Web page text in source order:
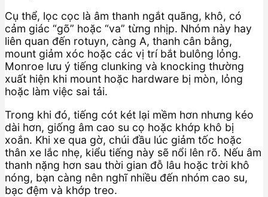
Cụ thể, lọc cọc là âm thanh ngắt quãng, khô, có
cảm giác “gõ” hoặc “va” từng nhịp. Nhóm này hay
liên quan đến rotuyn, càng A, thanh cân bằng,
mount giảm xóc hoặc các vị trí bắt bulông lỏng.
Monroe lưu ý tiếng clunking và knocking thường
xuất hiện khi mount hoặc hardware bị mòn, lỏng
hoặc làm việc sai tải.
Trong khi đó, tiếng cót két lại mềm hơn nhưng kéo
dài hơn, giống âm cao su cọ hoặc khớp khô bị
xoắn. Khi xe qua gờ, chúi đầu lúc giảm tốc hoặc
thân xe lắc nhẹ, kiểu tiếng này sẽ nổi lên rõ. Nếu âm
thanh nặng hơn sau thời gian đỗ lâu hoặc trời khô
nóng, bạn càng nên nghĩ nhiều đến nhóm cao su,
bạc đệm và khớp treo.